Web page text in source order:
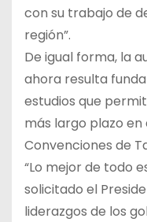
con su trabajo de
región”.
De igual forma, la
ahora resulta
estudios que
más largo plazo
Convenciones de
“Lo mejor de todo
solicitado el
liderazgos de los